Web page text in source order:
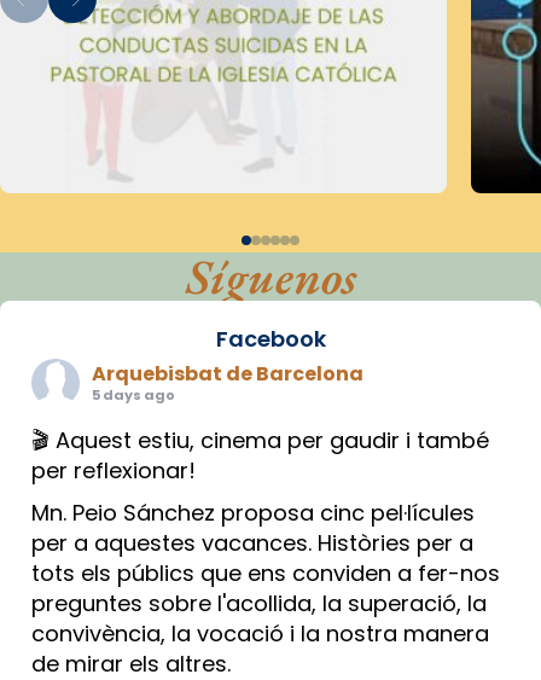
Síguenos
Facebook
Arquebisbat de Barcelona
5 days ago
🎬 Aquest estiu, cinema per gaudir i també
per reflexionar!
Mn. Peio Sánchez proposa cinc pel·lícules
per a aquestes vacances. Històries per a
tots els públics que ens conviden a fer-nos
preguntes sobre l'acollida, la superació, la
convivència, la vocació i la nostra manera
de mirar els altres.